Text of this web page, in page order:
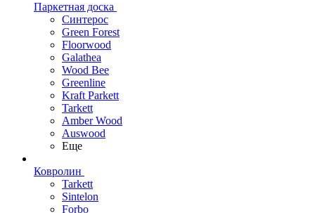
Паркетная доска
Синтерос
Green Forest
Floorwood
Galathea
Wood Bee
Greenline
Kraft Parkett
Tarkett
Amber Wood
Auswood
Еще
Ковролин
Tarkett
Sintelon
Forbo